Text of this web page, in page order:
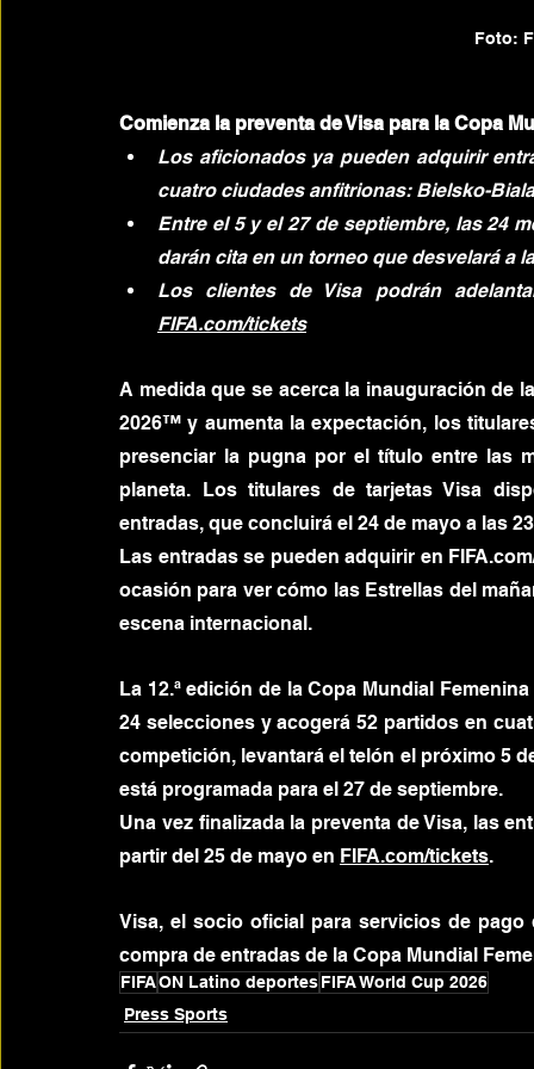
Foto:
Comienza la preventa de Visa para la Copa
Los aficionados ya pueden adquirir
cuatro ciudades anfitrionas: Bielsko-
Entre el 5 y el 27 de septiembre, las 24
darán cita en un torneo que desvelará a
FIFA.com/tickets
A medida que se acerca la inauguración de
2026™ y aumenta la expectación, los
presenciar la pugna por el título entre las
planeta. Los titulares de tarjetas Visa
entradas, que concluirá el 24 de mayo a las
Las entradas se pueden adquirir en
ocasión para ver cómo las Estrellas del
escena internacional.
La 12.ª edición de la Copa Mundial
24 selecciones y acogerá 52 partidos en
competición, levantará el telón el próximo 5
está programada para el 27 de septiembre.
Una vez finalizada la preventa de Visa, las
partir del 25 de mayo en FIFA.com/tickets.
Visa, el socio oficial para servicios de
compra de entradas de la Copa Mundial
FIFAON Latino deportesFIFA World Cup 2026
Press Sports